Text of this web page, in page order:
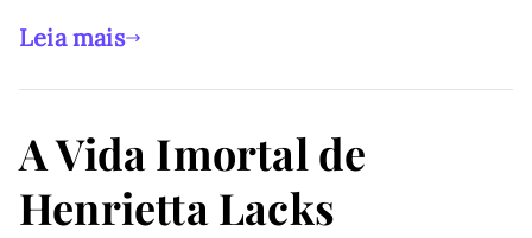
Leia mais
A Vida Imortal de
Henrietta Lacks